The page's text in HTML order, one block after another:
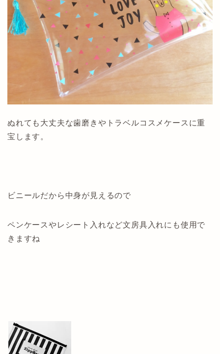
ぬれても大丈夫な歯磨きやトラベルコスメケースに重
宝します。
ビニールだから中身が見えるので
ペンケースやレシート入れなど文房具入れにも使用で
きますね